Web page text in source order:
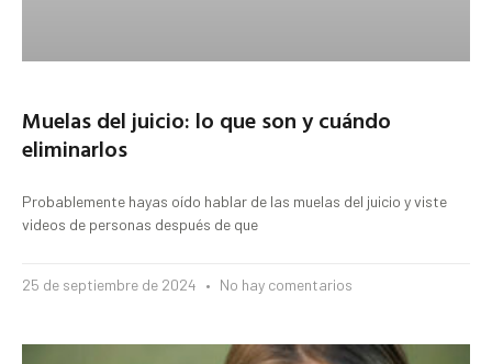
Muelas del juicio: lo que son y cuándo
eliminarlos
Probablemente hayas oído hablar de las muelas del juicio y viste
videos de personas después de que
25 de septiembre de 2024 No hay comentarios